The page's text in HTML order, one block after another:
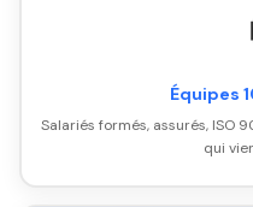
Équipes
Salariés formés, assurés, ISO
qui